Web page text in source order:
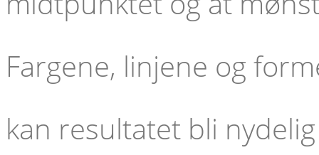
Fargene, linjene og
kan resultatet bli